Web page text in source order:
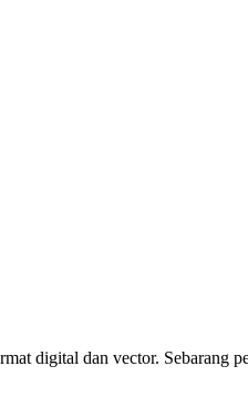
digital dan vector. Sebarang